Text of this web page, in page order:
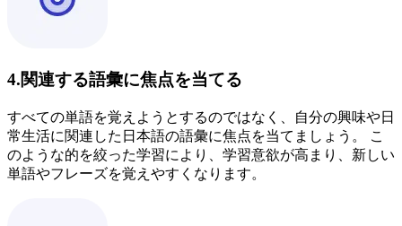
4.関連する語彙に焦点を当てる
すべての単語を覚えようとするのではなく、自分の興味や日
常生活に関連した日本語の語彙に焦点を当てましょう。 こ
のような的を絞った学習により、学習意欲が高まり、新しい
単語やフレーズを覚えやすくなります。